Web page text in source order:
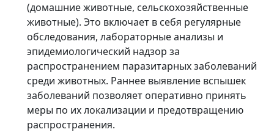
(домашние животные, сельскохозяйственные
животные). Это включает в себя регулярные
обследования, лабораторные анализы и
эпидемиологический надзор за
распространением паразитарных заболеваний
среди животных. Раннее выявление вспышек
заболеваний позволяет оперативно принять
меры по их локализации и предотвращению
распространения.